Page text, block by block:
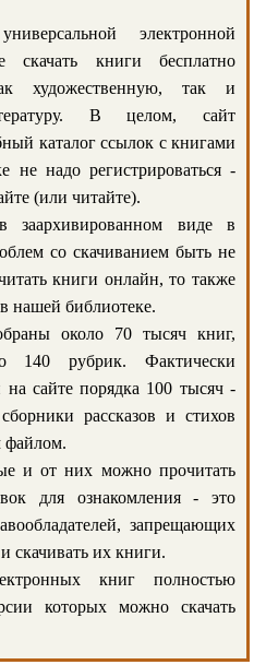
электронной
скачать книги бесплатно
художественную, так и
В целом, сайт
каталог ссылок с книгами
не надо регистрироваться -
(или читайте).
заархивированном виде в
со скачиванием быть не
книги онлайн, то также
нашей библиотеке.
около 70 тысяч книг,
140 рубрик. Фактически
на сайте порядка 100 тысяч -
рассказов и стихов
и от них можно прочитать
для ознакомления - это
запрещающих
скачивать их книги.
книг полностью
которых можно скачать